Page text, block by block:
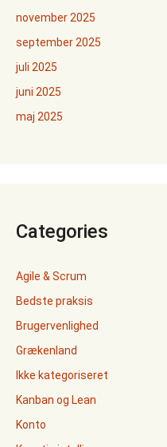
november 2025
september 2025
juli 2025
juni 2025
maj 2025
Categories
Agile & Scrum
Bedste praksis
Brugervenlighed
Grækenland
Ikke kategoriseret
Kanban og Lean
Konto